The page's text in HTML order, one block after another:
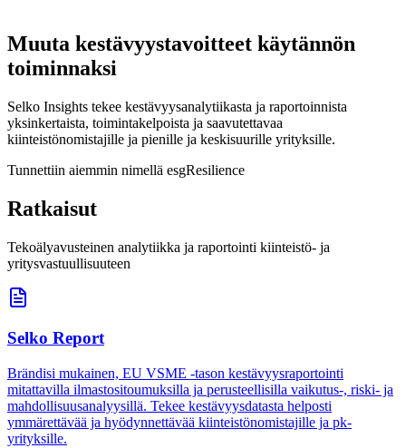
Muuta kestävyystavoitteet käytännön
toiminnaksi
Selko Insights tekee kestävyysanalytiikasta ja raportoinnista
yksinkertaista, toimintakelpoista ja saavutettavaa
kiinteistönomistajille ja pienille ja keskisuurille yrityksille.
Tunnettiin aiemmin nimellä esgResilience
Ratkaisut
Tekoälyavusteinen analytiikka ja raportointi kiinteistö- ja
yritysvastuullisuuteen
Selko Report
Brändisi mukainen, EU VSME -tason kestävyysraportointi
mitattavilla ilmastositoumuksilla ja perusteellisilla vaikutus-, riski- ja
mahdollisuusanalyysillä. Tekee kestävyysdatasta helposti
ymmärettävää ja hyödynnettävää kiinteistönomistajille ja pk-
yrityksille.